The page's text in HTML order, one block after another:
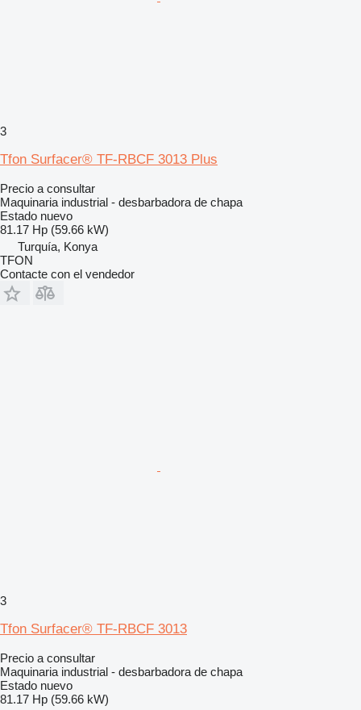
3
Tfon Surfacer® TF-RBCF 3013 Plus
Precio a consultar
Maquinaria industrial - desbarbadora de chapa
Estado nuevo
81.17 Hp (59.66 kW)
Turquía, Konya
TFON
Contacte con el vendedor
3
Tfon Surfacer® TF-RBCF 3013
Precio a consultar
Maquinaria industrial - desbarbadora de chapa
Estado nuevo
81.17 Hp (59.66 kW)